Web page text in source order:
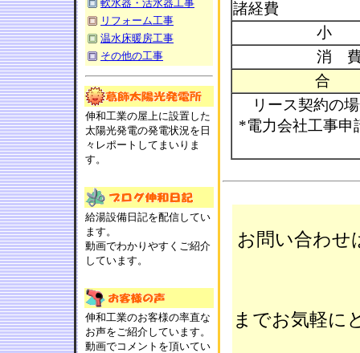
軟水器・活水器工事
リフォーム工事
温水床暖房工事
その他の工事
伸和工業の屋上に設置した
太陽光発電の発電状況を日
々レポートしてまいりま
す。
給湯設備日記を配信してい
ます。
動画でわかりやすくご紹介
しています。
伸和工業のお客様の率直な
お声をご紹介しています。
動画でコメントを頂いてい
諸経費
小
消
合
リース契約の
*電力会社工事申
お問い合わせ
までお気軽に